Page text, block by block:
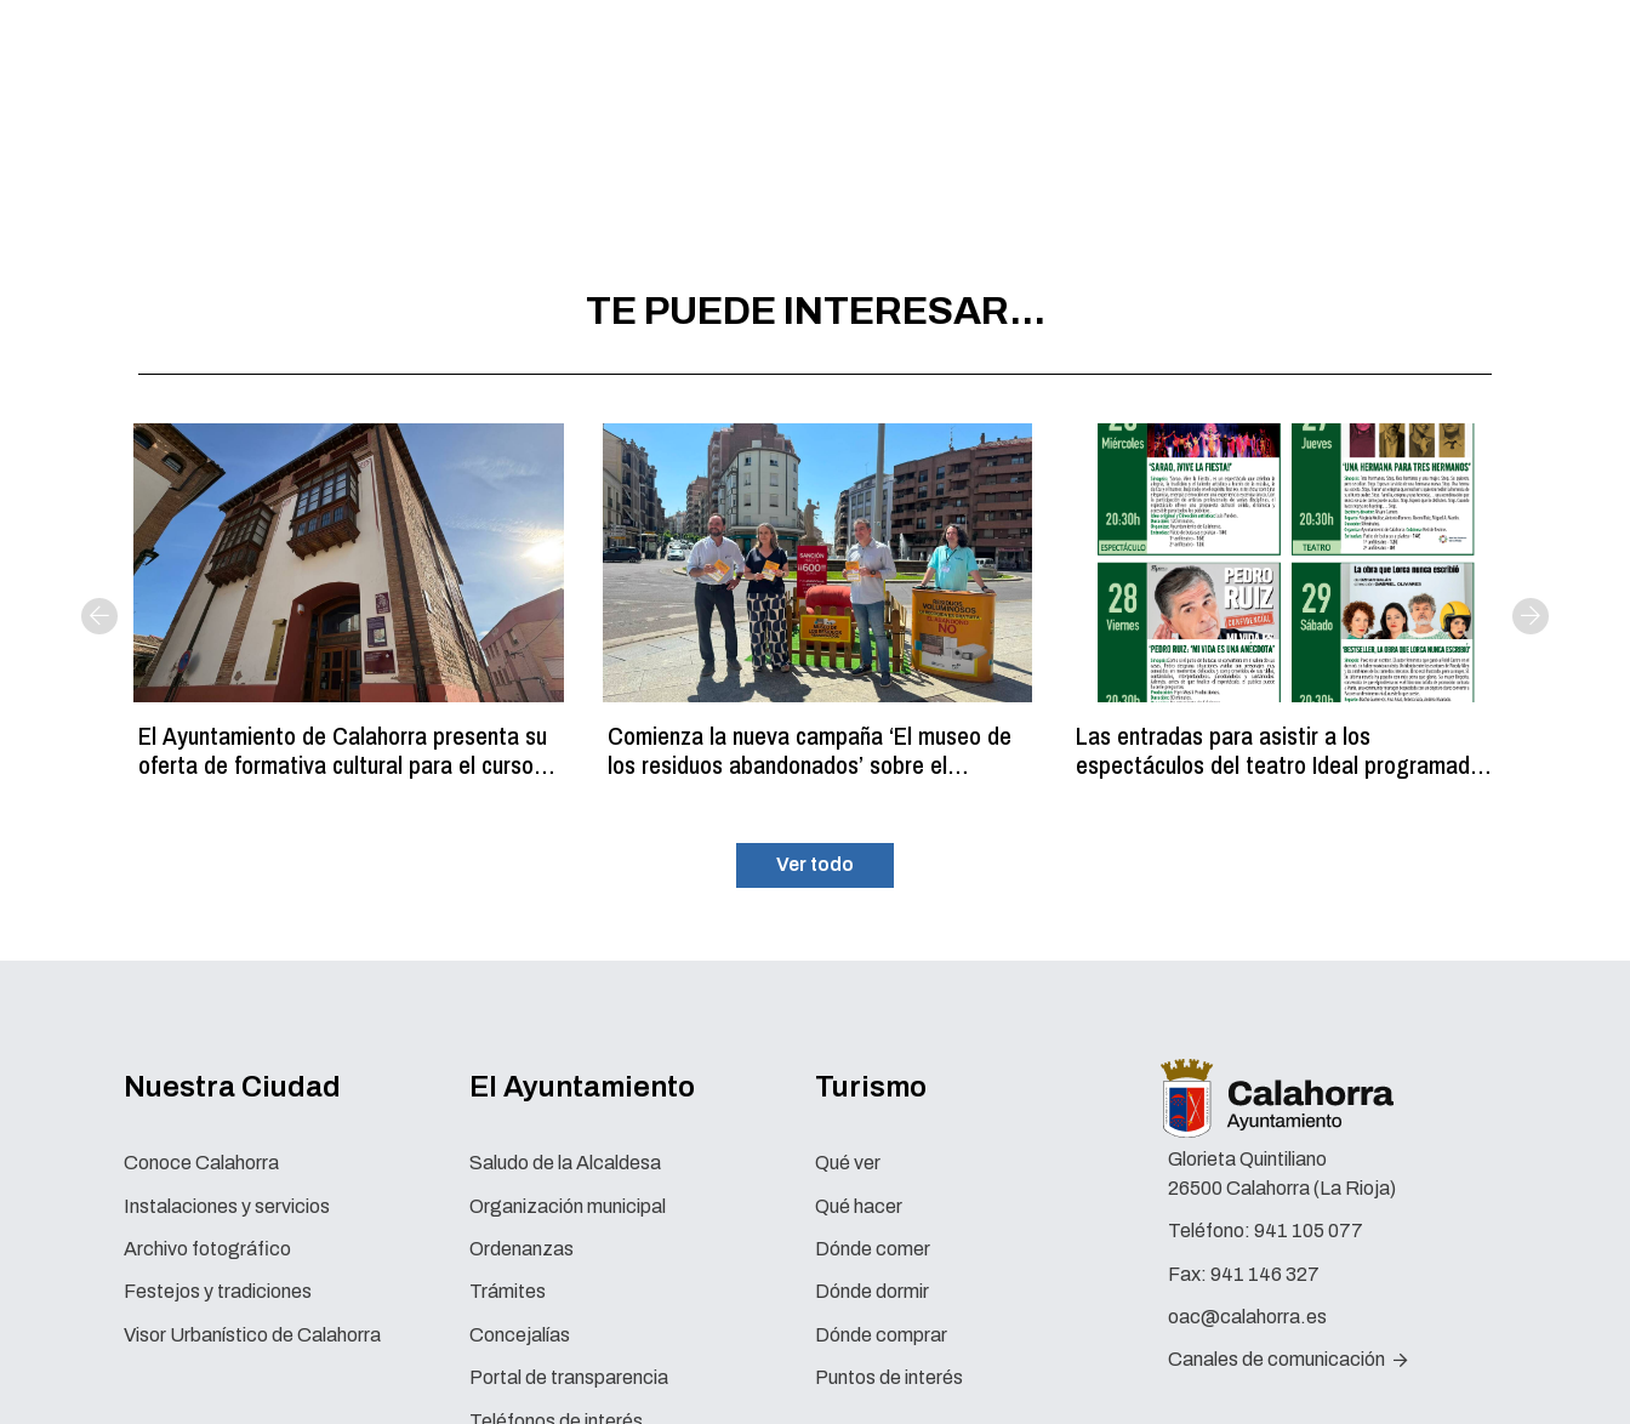
TE PUEDE INTERESAR...
El Ayuntamiento de Calahorra presenta su
oferta de formativa cultural para el curso
Comienza la nueva campaña ‘El museo de
los residuos abandonados’ sobre el
Las entradas para asistir a los
espectáculos del teatro Ideal programados
Ver todo
Nuestra Ciudad
Conoce Calahorra
Instalaciones y servicios
Archivo fotográfico
Festejos y tradiciones
Visor Urbanístico de Calahorra
El Ayuntamiento
Saludo de la Alcaldesa
Organización municipal
Ordenanzas
Trámites
Concejalías
Portal de transparencia
Turismo
Qué ver
Qué hacer
Dónde comer
Dónde dormir
Dónde comprar
Puntos de interés
Glorieta Quintiliano
26500 Calahorra (La Rioja)
Teléfono: 941 105 077
Fax: 941 146 327
oac@calahorra.es
Canales de comunicación